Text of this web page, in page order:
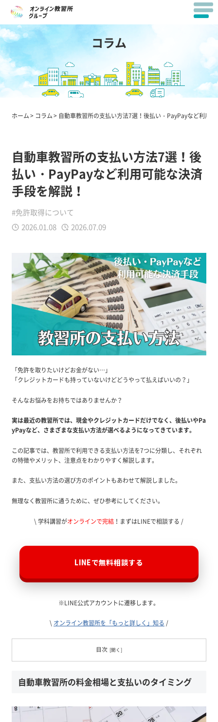
コラム
ホーム コラム 自動車教習所の支払い方法7選！後払い・PayPayなど利用
自動車教習所の支払い方法7選！後
払い・PayPayなど利用可能な決済
手段を解説！
#免許取得について
2026.01.08
2026.07.09
「免許を取りたいけどお金がない…」
「クレジットカードも持っていないけどどうやって払えばいいの？」
そんなお悩みをお持ちではありませんか？
実は最近の教習所では、現金やクレジットカードだけでなく、後払いやPa
yPayなど、さまざまな支払い方法が選べるようになってきています。
この記事では、教習所で利用できる支払い方法を7つに分類し、それぞれ
の特徴やメリット、注意点をわかりやすく解説します。
また、支払い方法の選び方のポイントもあわせて解説しました。
無理なく教習所に通うために、ぜひ参考にしてください。
\ 学科講習がオンラインで完結 ！まずはLINEで相談する /
LINEで無料相談する
※LINE公式アカウントに遷移します。
\ オンライン教習所を「もっと詳しく」知る /
目次
自動車教習所の料金相場と支払いのタイミング